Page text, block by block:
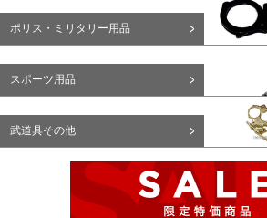
ポリス・ミリタリー用品
スポーツ用品
武道具その他